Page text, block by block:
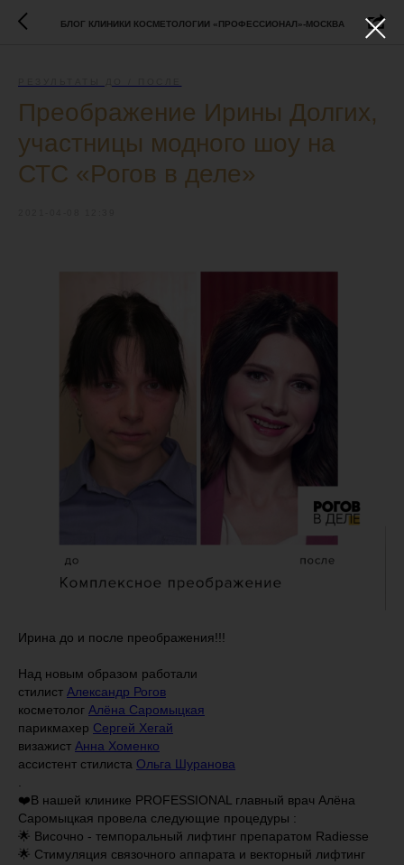
БЛОГ КЛИНИКИ КОСМЕТОЛОГИИ «ПРОФЕССИОНАЛ»-МОСКВА
Преображение Ирины Долгих,
участницы модного шоу на
СТС «Рогов в деле»
Ирина до и после преображения!!!
Над новым образом работали
стилист Александр Рогов
косметолог Алёна Саромыцкая
парикмахер Сергей Хегай
визажист Анна Хоменко
ассистент стилиста Ольга Шуранова
❤️В нашей клинике PROFESSIONAL главный врач Алёна
Саромыцкая провела следующие процедуры :
🌟 Височно - темпоральный лифтинг препаратом Radiesse
🌟 Стимуляция связочного аппарата и векторный лифтинг